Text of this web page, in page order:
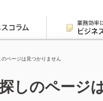
のページは見つかりません
しのページ